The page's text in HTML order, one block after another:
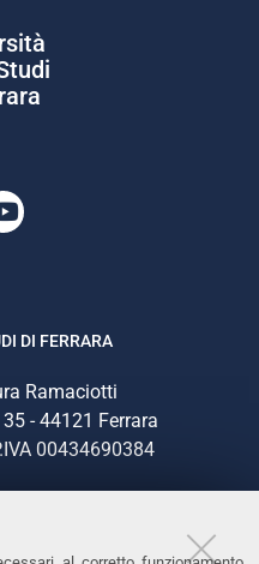
Youtube
DI FERRARA
Ramaciotti
- 44121 Ferrara
00434690384